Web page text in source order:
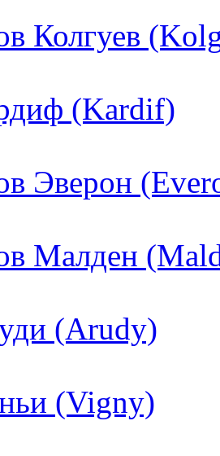
Колгуев
(Kardif)
Эверон
Малден
(Arudy)
(Vigny)